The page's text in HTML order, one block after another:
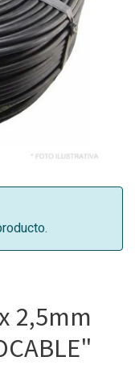
2,5mm